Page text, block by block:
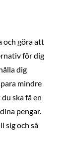
och göra att
för dig
dig
mindre
ska få en
pengar.
sig och så